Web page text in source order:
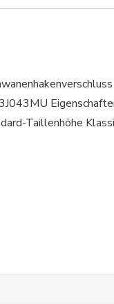
Taillenhöhe